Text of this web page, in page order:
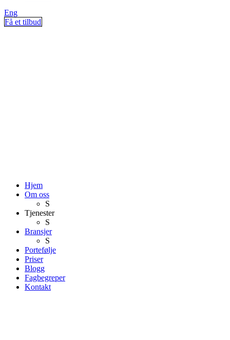
Eng
Få et tilbud
Hjem
Om oss
S
Tjenester
S
Bransjer
S
Portefølje
Priser
Blogg
Fagbegreper
Kontakt